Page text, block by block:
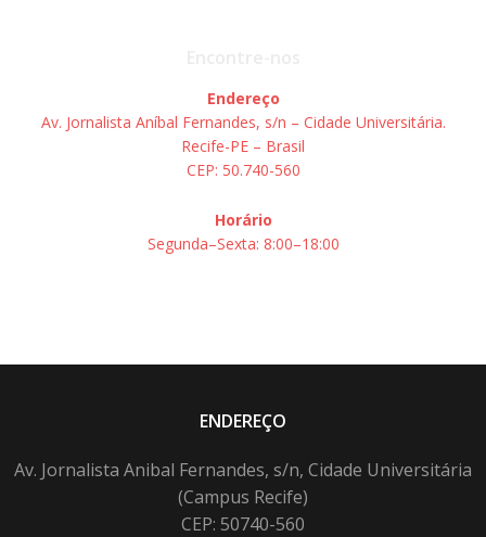
Endereço
Av. Jornalista Aníbal Fernandes, s/n – Cidade Universitária.
Recife-PE – Brasil
CEP: 50.740-560
Horário
Segunda–Sexta: 8:00–18:00
ENDEREÇO
Av. Jornalista Anibal Fernandes, s/n, Cidade Universitária
(Campus Recife)
CEP: 50740-560